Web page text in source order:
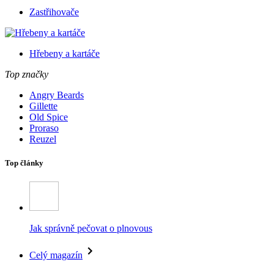
Zastřihovače
Hřebeny a kartáče
Top značky
Angry Beards
Gillette
Old Spice
Proraso
Reuzel
Top články
Jak správně pečovat o plnovous
Celý magazín